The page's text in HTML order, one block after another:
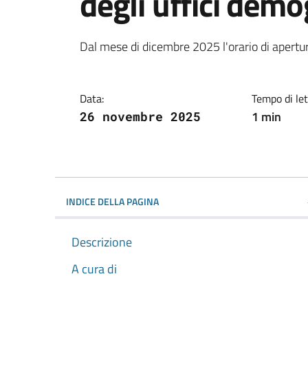
Dettagli della
Dal mese di dicembre 2025 l'orario di
Data:
26 novembre 2025
Tempo di
1 min
INDICE DELLA PAGINA
Descrizione
A cura di